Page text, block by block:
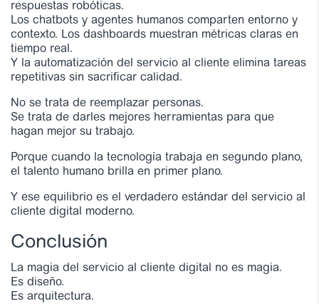
respuestas robóticas.
Los chatbots y agentes humanos comparten entorno y
contexto. Los dashboards muestran métricas claras en
tiempo real.
Y la automatización del servicio al cliente elimina tareas
repetitivas sin sacrificar calidad.
No se trata de reemplazar personas.
Se trata de darles mejores herramientas para que
hagan mejor su trabajo.
Porque cuando la tecnología trabaja en segundo plano,
el talento humano brilla en primer plano.
Y ese equilibrio es el verdadero estándar del servicio al
cliente digital moderno.
Conclusión
La magia del servicio al cliente digital no es magia.
Es diseño.
Es arquitectura.